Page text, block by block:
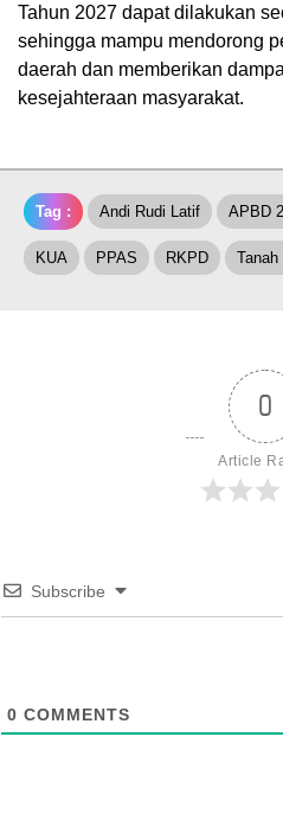
Tahun 2027 dapat dilakukan
sehingga mampu mendorong
daerah dan memberikan
kesejahteraan masyarakat.
Tag : Andi Rudi Latif APBD
KUA PPAS RKPD
0
Article
Subscribe
0 COMMENTS